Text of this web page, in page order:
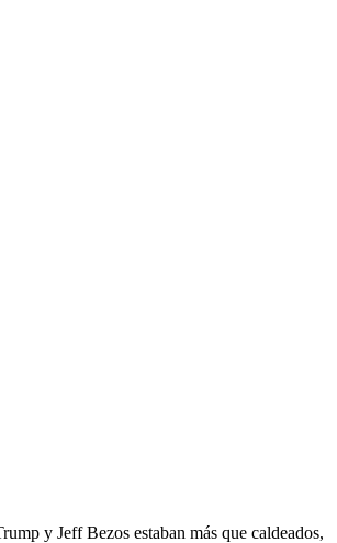
y Jeff Bezos estaban más que caldeados,